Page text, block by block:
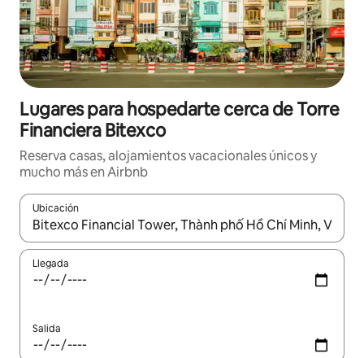
Lugares para hospedarte cerca de Torre
Financiera Bitexco
Reserva casas, alojamientos vacacionales únicos y
mucho más en Airbnb
Ubicación
Cuando los resultados estén disponibles, podrás navegar
Llegada
Salida